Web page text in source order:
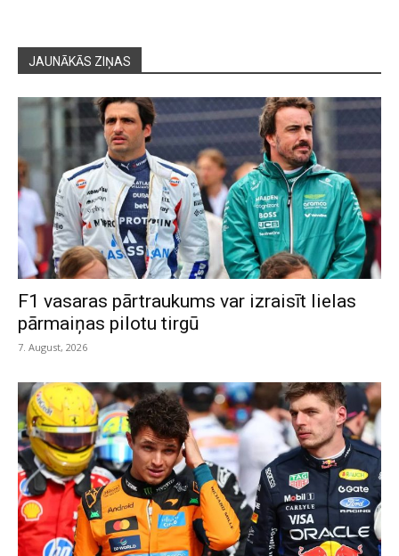
JAUNĀKĀS ZIŅAS
F1 vasaras pārtraukums var izraisīt lielas
pārmaiņas pilotu tirgū
7. August, 2026